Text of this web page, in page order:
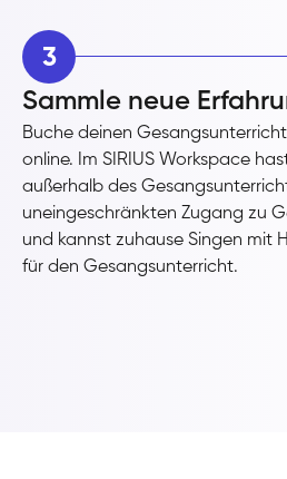
3
Sammle neue
Buche deinen
online. Im SIRIUS Workspace
außerhalb des
uneingeschränkten Zugang zu
und kannst zuhause Singen mit
für den Gesangsunterricht.